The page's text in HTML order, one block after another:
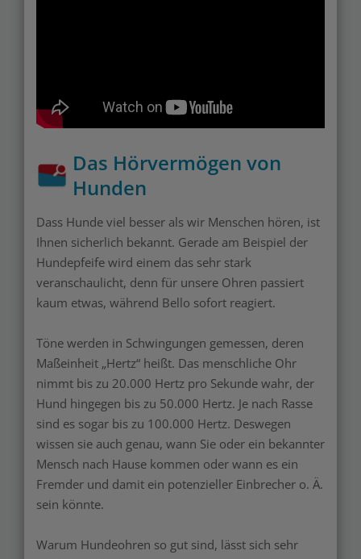
Das Hörvermögen von
Hunden
Dass Hunde viel besser als wir Menschen hören, ist
Ihnen sicherlich bekannt. Gerade am Beispiel der
Hundepfeife wird einem das sehr stark
veranschaulicht, denn für unsere Ohren passiert
kaum etwas, während Bello sofort reagiert.
Töne werden in Schwingungen gemessen, deren
Maßeinheit „Hertz“ heißt. Das menschliche Ohr
nimmt bis zu 20.000 Hertz pro Sekunde wahr, der
Hund hingegen bis zu 50.000 Hertz. Je nach Rasse
sind es sogar bis zu 100.000 Hertz. Deswegen
wissen sie auch genau, wann Sie oder ein bekannter
Mensch nach Hause kommen oder wann es ein
Fremder und damit ein potenzieller Einbrecher o. Ä.
sein könnte.
Warum Hundeohren so gut sind, lässt sich sehr